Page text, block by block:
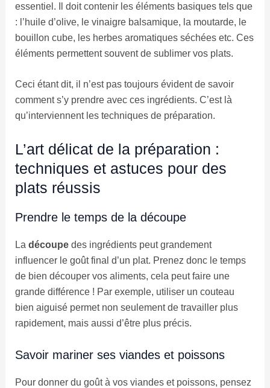
essentiel. Il doit contenir les éléments basiques tels que
: l’huile d’olive, le vinaigre balsamique, la moutarde, le
bouillon cube, les herbes aromatiques séchées etc. Ces
éléments permettent souvent de sublimer vos plats.
Ceci étant dit, il n’est pas toujours évident de savoir
comment s’y prendre avec ces ingrédients. C’est là
qu’interviennent les techniques de préparation.
L’art délicat de la préparation :
techniques et astuces pour des
plats réussis
Prendre le temps de la découpe
La découpedes ingrédients peut grandement
influencer le goût final d’un plat. Prenez donc le temps
de bien découper vos aliments, cela peut faire une
grande différence ! Par exemple, utiliser un couteau
bien aiguisé permet non seulement de travailler plus
rapidement, mais aussi d’être plus précis.
Savoir mariner ses viandes et poissons
Pour donner du goût à vos viandes et poissons, pensez